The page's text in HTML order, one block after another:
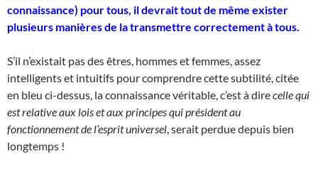
connaissance) pour tous, il devrait tout de même exister
plusieurs manières de la transmettre correctement à tous.
S’il n’existait pas des êtres, hommes et femmes, assez
intelligents et intuitifs pour comprendre cette subtilité, citée
en bleu ci-dessus, la connaissance véritable, c’est à direcelle qui
est relative aux lois et aux principes qui président au
fonctionnement de l’esprit universel , serait perdue depuis bien
longtemps !